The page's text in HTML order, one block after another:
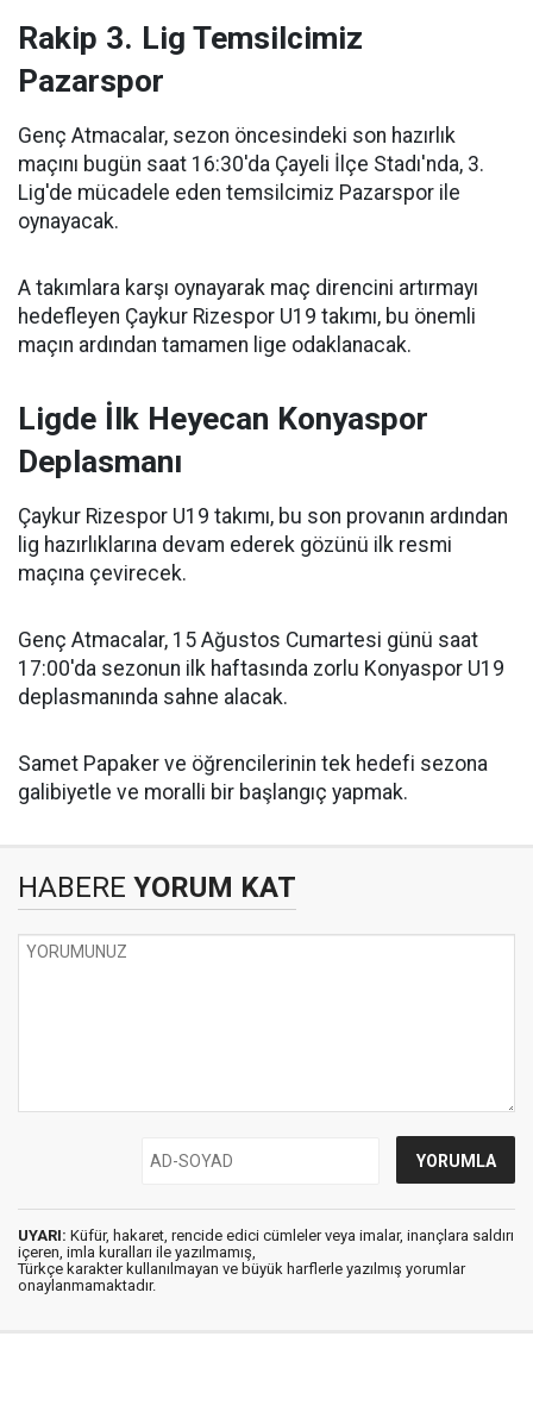
Rakip 3. Lig Temsilcimiz
Pazarspor
Genç Atmacalar, sezon öncesindeki son hazırlık
maçını bugün saat 16:30'da Çayeli İlçe Stadı'nda, 3.
Lig'de mücadele eden temsilcimiz Pazarspor ile
oynayacak.
A takımlara karşı oynayarak maç direncini artırmayı
hedefleyen Çaykur Rizespor U19 takımı, bu önemli
maçın ardından tamamen lige odaklanacak.
Ligde İlk Heyecan Konyaspor
Deplasmanı
Çaykur Rizespor U19 takımı, bu son provanın ardından
lig hazırlıklarına devam ederek gözünü ilk resmi
maçına çevirecek.
Genç Atmacalar, 15 Ağustos Cumartesi günü saat
17:00'da sezonun ilk haftasında zorlu Konyaspor U19
deplasmanında sahne alacak.
Samet Papaker ve öğrencilerinin tek hedefi sezona
galibiyetle ve moralli bir başlangıç yapmak.
HABERE YORUM KAT
UYARI: Küfür, hakaret, rencide edici cümleler veya imalar, inançlara saldırı
içeren, imla kuralları ile yazılmamış,
Türkçe karakter kullanılmayan ve büyük harflerle yazılmış yorumlar
onaylanmamaktadır.